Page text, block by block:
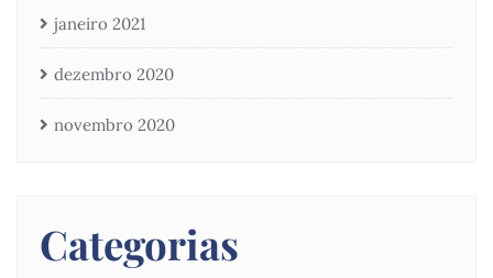
janeiro 2021
dezembro 2020
novembro 2020
Categorias